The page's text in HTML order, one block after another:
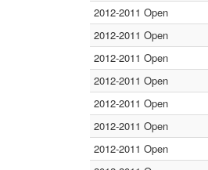
2012-2011 Open
2012-2011 Open
2012-2011 Open
2012-2011 Open
2012-2011 Open
2012-2011 Open
2012-2011 Open